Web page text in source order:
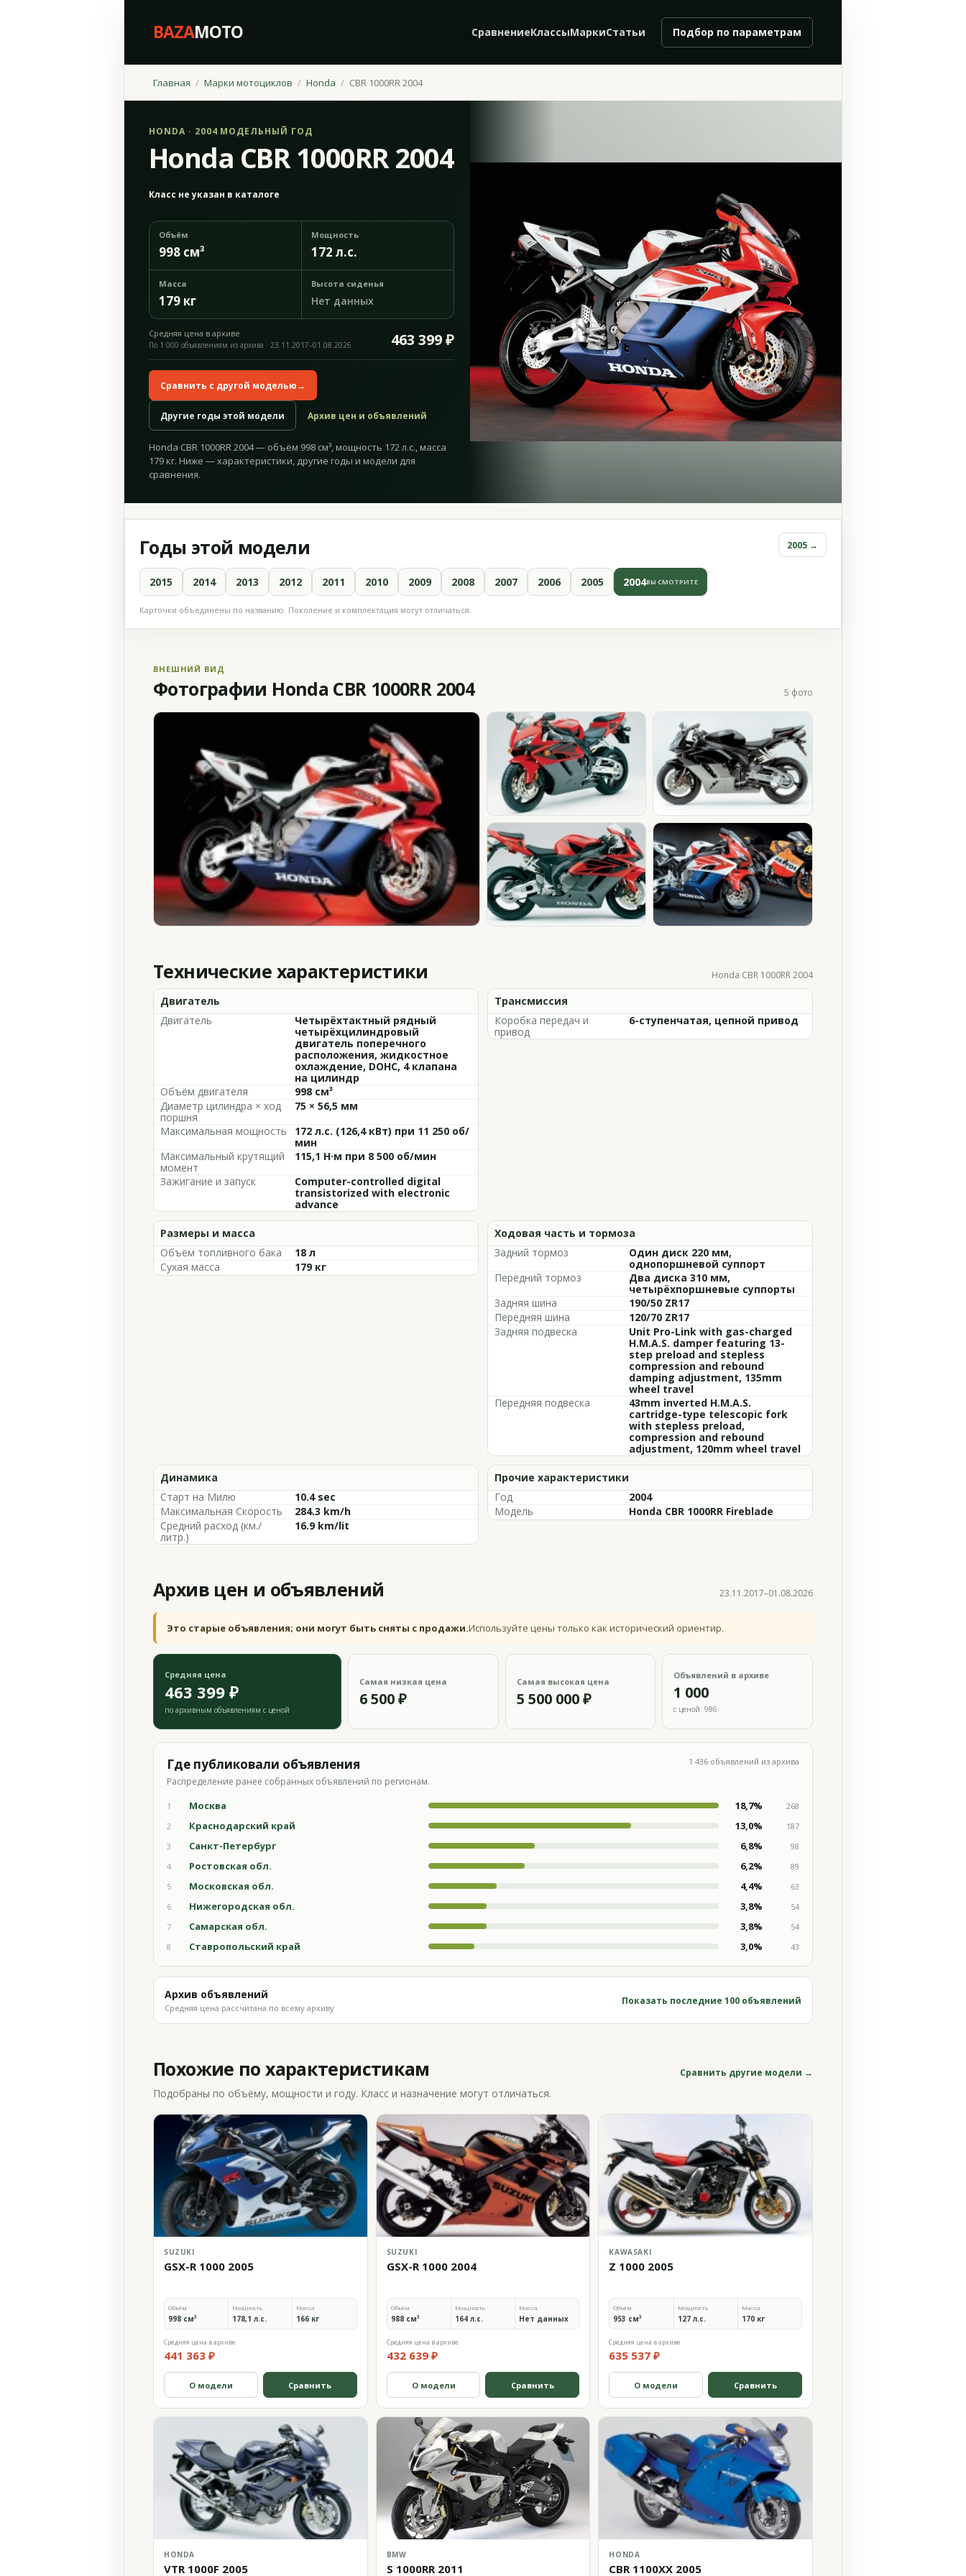
BAZAMOTO СравнениеКлассыМаркиСтатьи Подбор по параметрам
Главная Марки мотоциклов Honda CBR 1000RR 2004
HONDA · 2004 МОДЕЛЬНЫЙ ГОД
Honda CBR 1000RR 2004
Класс не указан в каталоге
Объём
998 см³
Мощность
172 л.с.
Масса
179 кг
Высота сиденья
Нет данных
Средняя цена в архиве 463 399 ₽
По 1 000 объявлениям из архива · 23.11.2017–01.08.2026
Сравнить с другой моделью→
Другие годы этой модели Архив цен и объявлений
Honda CBR 1000RR 2004 — объём 998 см³, мощность 172 л.с., масса
179 кг. Ниже — характеристики, другие годы и модели для
сравнения.
Годы этой модели 2005 →
2015 2014 2013 2012 2011 2010 2009 2008 2007 2006 2005 2004ВЫ СМОТРИТЕ
Карточки объединены по названию. Поколение и комплектация могут отличаться.
ВНЕШНИЙ ВИД
Фотографии Honda CBR 1000RR 2004 5 фото
Технические характеристики Honda CBR 1000RR 2004
Двигатель
Двигатель
Четырёхтактный рядный
четырёхцилиндровый
двигатель поперечного
расположения, жидкостное
охлаждение, DOHC, 4 клапана
на цилиндр
Объём двигателя
998 см³
Диаметр цилиндра × ход
поршня
75 × 56,5 мм
Максимальная мощность
172 л.с. (126,4 кВт) при 11 250 об/
мин
Максимальный крутящий
момент
115,1 Н·м при 8 500 об/мин
Зажигание и запуск
Computer-controlled digital
transistorized with electronic
advance
Трансмиссия
Коробка передач и
привод
6-ступенчатая, цепной привод
Размеры и масса
Объём топливного бака
18 л
Сухая масса
179 кг
Ходовая часть и тормоза
Задний тормоз
Один диск 220 мм,
однопоршневой суппорт
Передний тормоз
Два диска 310 мм,
четырёхпоршневые суппорты
Задняя шина
190/50 ZR17
Передняя шина
120/70 ZR17
Задняя подвеска
Unit Pro-Link with gas-charged
H.M.A.S. damper featuring 13-
step preload and stepless
compression and rebound
damping adjustment, 135mm
wheel travel
Передняя подвеска
43mm inverted H.M.A.S.
cartridge-type telescopic fork
with stepless preload,
compression and rebound
adjustment, 120mm wheel travel
Динамика
Старт на Милю
10.4 sec
Максимальная Скорость
284.3 km/h
Средний расход (км./
литр.)
16.9 km/lit
Прочие характеристики
Год
2004
Модель
Honda CBR 1000RR Fireblade
Архив цен и объявлений 23.11.2017–01.08.2026
Это старые объявления; они могут быть сняты с продажи.Используйте цены только как исторический ориентир.
Средняя цена
463 399 ₽
по архивным объявлениям с ценой
Самая низкая цена
6 500 ₽
Самая высокая цена
5 500 000 ₽
Объявлений в архиве
1 000
с ценой: 986
Где публиковали объявления
Распределение ранее собранных объявлений по регионам.
1 436 объявлений из архива
1 Москва 18,7%
268
2
Краснодарский край 13,0%
187
3
Санкт-Петербург 6,8%
98
4
Ростовская обл. 6,2%
89
5
Московская обл. 4,4%
63
6
Нижегородская обл. 3,8%
54
7
Самарская обл. 3,8%
54
8
Ставропольский край 3,0% 43
Архив объявлений
Средняя цена рассчитана по всему архиву
Показать последние 100 объявлений
Похожие по характеристикам Сравнить другие модели →
Подобраны по объёму, мощности и году. Класс и назначение могут отличаться.
SUZUKI
GSX-R 1000 2005
Объём
998 см³
Мощность
178,1 л.с.
Масса
166 кг
Средняя цена в архиве
441 363 ₽
О модели Сравнить
SUZUKI
GSX-R 1000 2004
Объём
988 см³
Мощность
164 л.с.
Масса
Нет данных
Средняя цена в архиве
432 639 ₽
О модели Сравнить
KAWASAKI
Z 1000 2005
Объём
953 см³
Мощность
127 л.с.
Масса
170 кг
Средняя цена в архиве
635 537 ₽
О модели Сравнить
HONDA
VTR 1000F 2005
BMW
S 1000RR 2011
HONDA
CBR 1100XX 2005